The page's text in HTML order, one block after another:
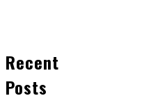
Recent
Posts